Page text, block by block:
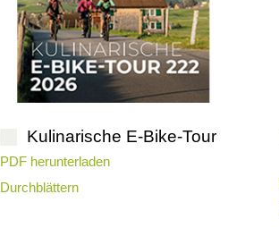
Kulinarische E-Bike-Tour
PDF herunterladen
Durchblättern